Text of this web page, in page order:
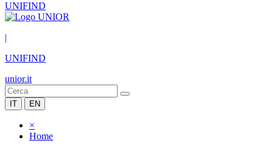
UNIFIND
|
UNIFIND
unior.it
IT EN
×
Home